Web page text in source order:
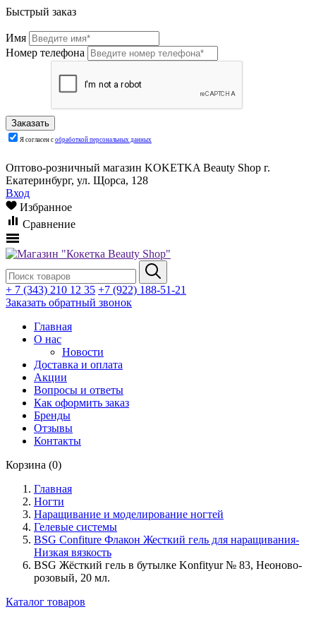
Быстрый заказ
Имя
Номер телефона
Я согласен с обработкой персональных данных
Оптово-розничный магазин KOKETKA Beauty Shop г.
Екатеринбург, ул. Щорса, 128
Вход
Избранное
Сравнение
+ 7 (343) 210 12 35 +7 (922) 188-51-21
Заказать обратный звонок
Главная
О нас
Новости
Доставка и оплата
Акции
Вопросы и ответы
Как оформить заказ
Бренды
Отзывы
Контакты
Корзина (0)
Главная
Ногти
Наращивание и моделирование ногтей
Гелевые системы
BSG Confiture Флакон Жесткий гель для наращивания-
Низкая вязкость
BSG Жёсткий гель в бутылке Konfityur № 83, Неоново-
розовый, 20 мл.
Каталог товаров